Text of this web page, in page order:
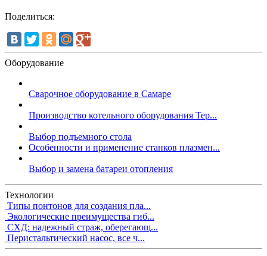
Поделиться:
Оборудование
Сварочное оборудование в Самаре
Производство котельного оборудования Тер...
Выбор подъемного стола
Особенности и применение станков плазмен...
Выбор и замена батареи отопления
Технологии
Типы понтонов для создания пла...
Экологические преимущества гиб...
СХД: надежный страж, оберегающ...
Перистальтический насос, все ч...